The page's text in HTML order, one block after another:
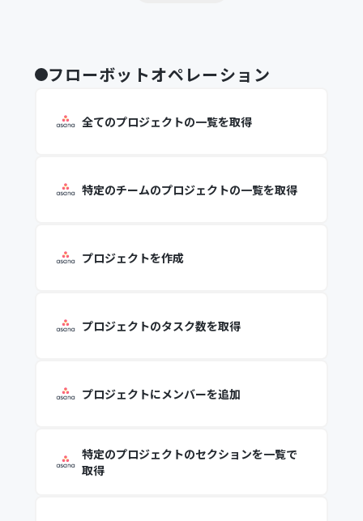
フローボットオペレーション
全てのプロジェクトの一覧を取得
特定のチームのプロジェクトの一覧を取得
プロジェクトを作成
プロジェクトのタスク数を取得
プロジェクトにメンバーを追加
特定のプロジェクトのセクションを一覧で
取得